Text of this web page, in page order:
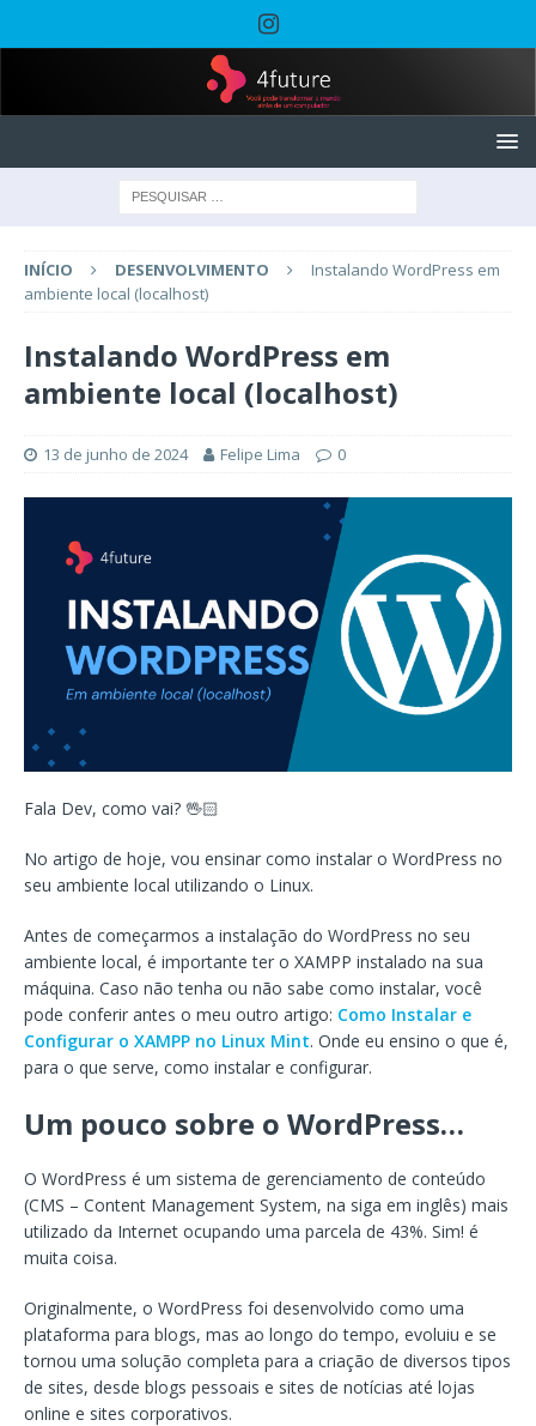
INÍCIO DESENVOLVIMENTO
Instalando WordPress em
ambiente local (localhost)
Instalando WordPress em
ambiente local (localhost)
13 de junho de 2024 Felipe Lima 0
Fala Dev, como vai? 🖖🏻
No artigo de hoje, vou ensinar como instalar o WordPress no
seu ambiente local utilizando o Linux.
Antes de começarmos a instalação do WordPress no seu
ambiente local, é importante ter o XAMPP instalado na sua
máquina. Caso não tenha ou não sabe como instalar, você
pode conferir antes o meu outro artigo: Como Instalar e
Configurar o XAMPP no Linux Mint. Onde eu ensino o que é,
para o que serve, como instalar e configurar.
Um pouco sobre o WordPress…
O WordPress é um sistema de gerenciamento de conteúdo
(CMS – Content Management System, na siga em inglês) mais
utilizado da Internet ocupando uma parcela de 43%. Sim! é
muita coisa.
Originalmente, o WordPress foi desenvolvido como uma
plataforma para blogs, mas ao longo do tempo, evoluiu e se
tornou uma solução completa para a criação de diversos tipos
de sites, desde blogs pessoais e sites de notícias até lojas
online e sites corporativos.